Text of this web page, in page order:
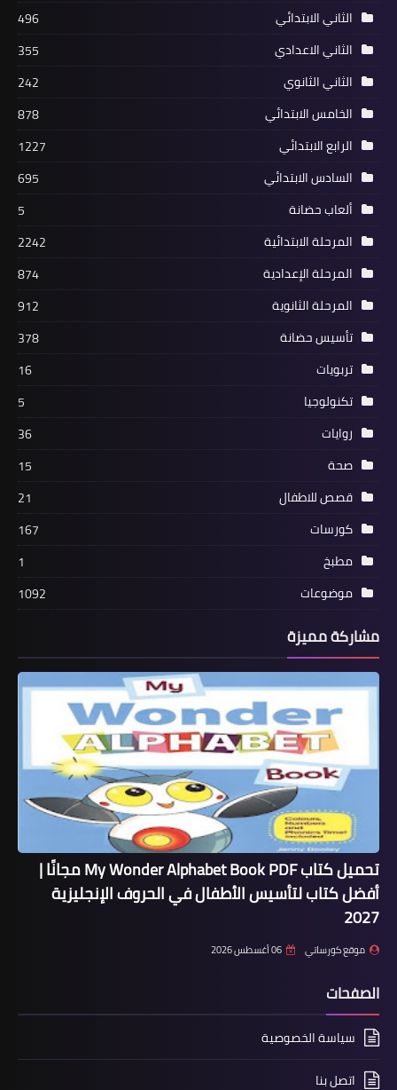
الثاني الابتدائي
496
الثاني الاعدادي
355
الثاني الثانوي
242
الخامس الابتدائي
878
الرابع الابتدائي
1227
السادس الابتدائي
695
ألعاب حضانة
5
المرحلة الابتدائية
2242
المرحلة الإعدادية
874
المرحلة الثانوية
912
تأسيس حضانة
378
تربويات
16
تكنولوجيا
5
روايات
36
صحة
15
قصص للاطفال
21
كورسات
167
مطبخ
1
موضوعات
1092
مشاركة مميزة
تحميل كتاب My Wonder Alphabet Book PDF مجانًا |
أفضل كتاب لتأسيس الأطفال في الحروف الإنجليزية
2027
موقع كورساتي 06 أغسطس 2026
الصفحات
سياسة الخصوصية
اتصل بنا